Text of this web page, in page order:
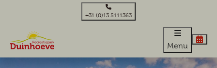
+31 (0)13 5111363
Menu